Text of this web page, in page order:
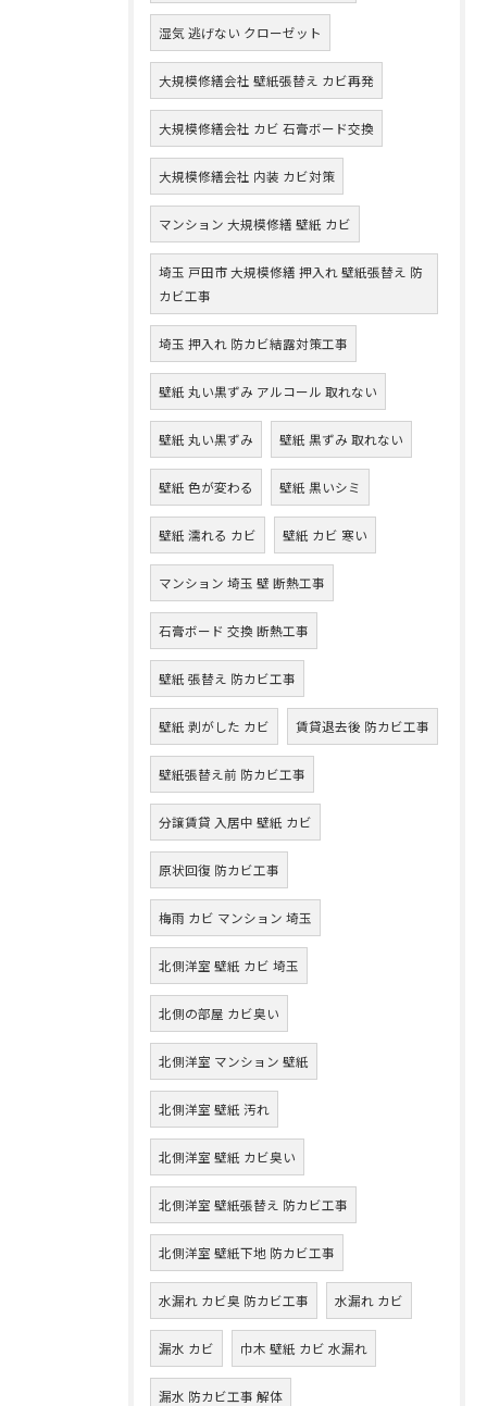
湿気 逃げない クローゼット
大規模修繕会社 壁紙張替え カビ再発
大規模修繕会社 カビ 石膏ボード交換
大規模修繕会社 内装 カビ対策
マンション 大規模修繕 壁紙 カビ
埼玉 戸田市 大規模修繕 押入れ 壁紙張替え 防
カビ工事
埼玉 押入れ 防カビ結露対策工事
壁紙 丸い黒ずみ アルコール 取れない
壁紙 丸い黒ずみ 壁紙 黒ずみ 取れない
壁紙 色が変わる 壁紙 黒いシミ
壁紙 濡れる カビ 壁紙 カビ 寒い
マンション 埼玉 壁 断熱工事
石膏ボード 交換 断熱工事
壁紙 張替え 防カビ工事
壁紙 剥がした カビ 賃貸退去後 防カビ工事
壁紙張替え前 防カビ工事
分譲賃貸 入居中 壁紙 カビ
原状回復 防カビ工事
梅雨 カビ マンション 埼玉
北側洋室 壁紙 カビ 埼玉
北側の部屋 カビ臭い
北側洋室 マンション 壁紙
北側洋室 壁紙 汚れ
北側洋室 壁紙 カビ臭い
北側洋室 壁紙張替え 防カビ工事
北側洋室 壁紙下地 防カビ工事
水漏れ カビ臭 防カビ工事 水漏れ カビ
漏水 カビ 巾木 壁紙 カビ 水漏れ
漏水 防カビ工事 解体